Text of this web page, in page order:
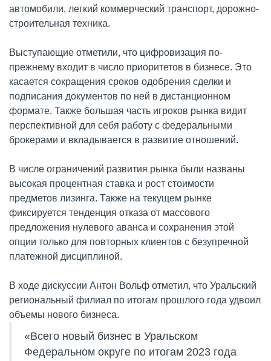
автомобили, легкий коммерческий транспорт, дорожно-
строительная техника.
Выступающие отметили, что цифровизация по-
прежнему входит в число приоритетов в бизнесе. Это
касается сокращения сроков одобрения сделки и
подписания документов по ней в дистанционном
формате. Также большая часть игроков рынка видит
перспективной для себя работу с федеральными
брокерами и вкладывается в развитие отношений.
В числе ограничений развития рынка были названы
высокая процентная ставка и рост стоимости
предметов лизинга. Также на текущем рынке
фиксируется тенденция отказа от массового
предложения нулевого аванса и сохранения этой
опции только для повторных клиентов с безупречной
платежной дисциплиной.
В ходе дискуссии Антон Вольф отметил, что Уральский
региональный филиал по итогам прошлого года удвоил
объемы нового бизнеса.
«Всего новый бизнес в Уральском
Федеральном округе по итогам 2023 года